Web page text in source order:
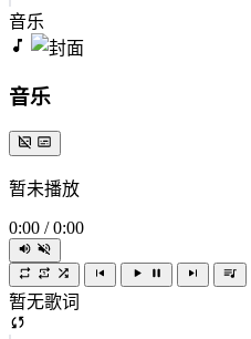
音乐
音乐
暂未播放
0:00 / 0:00
暂无歌词